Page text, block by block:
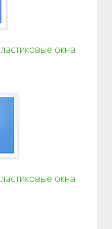
окна
окна